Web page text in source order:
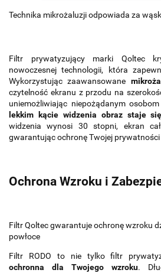
Technika mikrożaluzji odpowiada za
Filtr prywatyzujący marki Qoltec
nowoczesnej technologii, która
Wykorzystując zaawansowane
czytelność ekranu z przodu na
uniemożliwiając niepożądanym
lekkim kącie widzenia obraz staje
widzenia wynosi 30 stopni, ekran
gwarantując ochronę Twojej
Ochrona Wzroku i
Filtr Qoltec gwarantuje ochronę wzroku
powłoce
Filtr RODO to nie tylko filtr
ochronna dla Twojego wzroku.